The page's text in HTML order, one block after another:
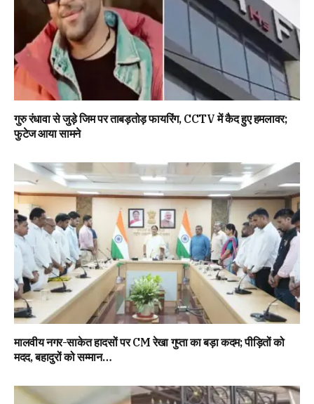
गुरु रंधावा से जुड़े जिम पर ताबड़तोड़ फायरिंग, CCTV में कैद हुए हमलावर;
फुटेज आया सामने
मालवीय नगर-साकेत हादसों पर CM रेखा गुप्ता का बड़ा कदम; पीड़ितों को
मदद, बहादुरों को सम्मान…